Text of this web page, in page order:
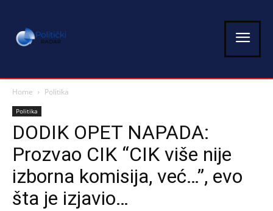
Home Politika
Politika
DODIK OPET NAPADA:
Prozvao CIK “CIK više nije
izborna komisija, već…”, evo
šta je izjavio…